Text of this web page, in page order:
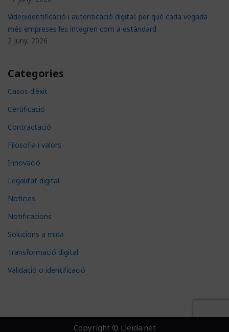
Videoidentificació i autenticació digital: per què cada vegada
més empreses les integren com a estàndard
2 juny, 2026
Categories
Casos d'èxit
Certificació
Contractació
Filosofia i valors
Innovació
Legalitat digital
Notícies
Notificacions
Solucions a mida
Transformació digital
Validació o identificació
Copyright © Lleida.net